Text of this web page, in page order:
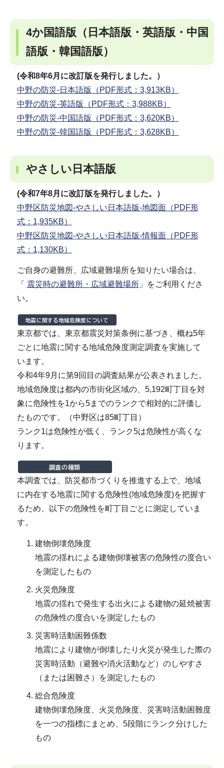
4か国語版（日本語版・英語版・中国
語版・韓国語版）
(令和8年6月に改訂版を発行しました。）
中野の防災-日本語版（PDF形式：3,913KB）
中野の防災-英語版（PDF形式：3,988KB）
中野の防災-中国語版（PDF形式：3,620KB）
中野の防災-韓国語版（PDF形式：3,628KB）
やさしい日本語版
(令和7年8月に改訂版を発行しました。）
中野区防災地図-やさしい日本語版-地図面（PDF形
式：1,935KB）
中野区防災地図-やさしい日本語版-情報面（PDF形
式：1,130KB）
ご自身の避難所、広域避難場所を知りたい場合は、
「 震災時の避難所・広域避難場所」をご利用くださ
い。
東京都では、東京都震災対策条例に基づき、概ね5年
ごとに地震に関する地域危険度測定調査を実施して
います。
令和4年9月に第9回目の調査結果が公表されました。
地域危険度は都内の市街化区域の、5,192町丁目を対
象に危険性を1から5までのランクで相対的に評価し
たものです。（中野区は85町丁目）
ランク1は危険性が低く、ランク5は危険性が高くな
ります。
本調査では、防災都市づくりを推進する上で、地域
に内在する地震に関する危険性(地域危険度)を把握す
るため、以下の危険性を町丁目ごとに測定していま
す。
建物倒壊危険度
地震の揺れによる建物倒壊被害の危険性の度合い
を測定したもの
火災危険度
地震の揺れで発生する出火による建物の延焼被害
の危険性の度合いを測定したもの
災害時活動困難係数
地震により建物が倒壊したり火災が発生した際の
災害時活動（避難や消火活動など）のしやすさ
（または困難さ）を測定したもの
総合危険度
建物倒壊危険度、火災危険度、災害時活動困難度
を一つの指標にまとめ、5段階にランク分けした
もの